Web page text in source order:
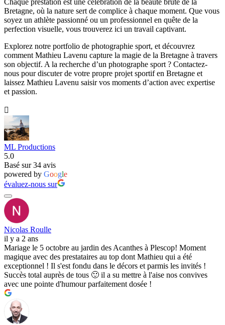
Bretagne, où la nature sert de complice à chaque moment. Que vous
soyez un athlète passionné ou un professionnel en quête de la
perfection visuelle, vous trouverez ici un travail captivant.
Explorez notre portfolio de photographie sport, et découvrez
comment Mathieu Lavenu capture la magie de la Bretagne à travers
son objectif. A la recherche d’un photographe sport ? Contactez-
nous pour discuter de votre propre projet sportif en Bretagne et
laissez Mathieu Lavenu saisir vos moments d’action avec expertise
et passion.

ML Productions
5.0
Basé sur 34 avis
powered by Google
évaluez-nous sur
Nicolas Roulle
il y a 2 ans
Mariage le 5 octobre au jardin des Acanthes à Plescop! Moment
magique avec des prestataires au top dont Mathieu qui a été
exceptionnel ! Il s'est fondu dans le décors et parmis les invités !
Succès total auprès de tous 🙂 il a su mettre à l'aise nos convives
avec une pointe d'humour parfaitement dosée !